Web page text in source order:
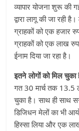
व्यापार योजना शुरू की
द्वारा लागू की जा रही
ग्राहकों को एक हजार
ग्राहकों को एक लाख
ईनाम दिया जा रहा है।
इतने लोगों को मिल चुका
गत 30 मार्च तक 13.5
चुका है। साथ ही साथ
डिजिधन मेलों का भी
हिस्सा लिया और एक